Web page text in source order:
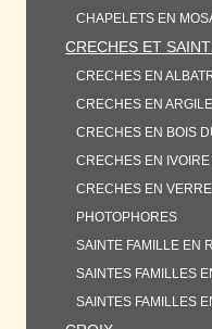
CHAPELETS EN
CRECHES ET
CRECHES EN
CRECHES EN
CRECHES EN BOIS
CRECHES EN
CRECHES EN
PHOTOPHORES
SAINTE FAMILLE EN
SAINTES FAMILLES
SAINTES FAMILLES